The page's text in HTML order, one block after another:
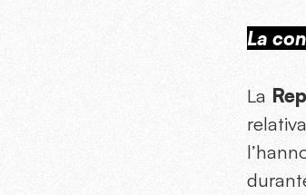
La
La